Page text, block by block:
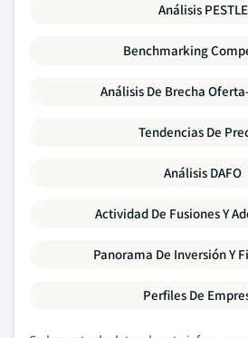
Análisis PESTLE
Benchmarking
Análisis De Brecha
Tendencias De
Análisis DAFO
Actividad De Fusiones Y
Panorama De Inversión Y
Perfiles De